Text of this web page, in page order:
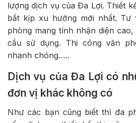
lượng dịch vụ của Đa Lợi. Thiết
bắt kịp xu hướng mới nhất. Tư
phòng mang tính nhận diện
cầu sử dụng. Thi công văn
nhanh chóng…..
Dịch vụ của Đa Lợi có
đơn vị khác không có
Như các bạn cũng biết thì đa